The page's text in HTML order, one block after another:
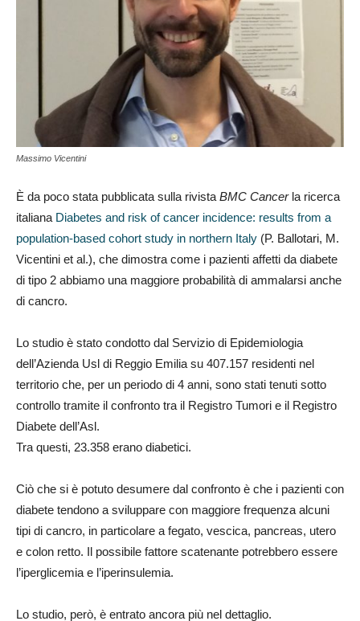
Massimo Vicentini
È da poco stata pubblicata sulla rivista BMC Cancerla ricerca
italiana Diabetes and risk of cancer incidence: results from a
population-based cohort study in northern Italy (P. Ballotari, M.
Vicentini et al.), che dimostra come i pazienti affetti da diabete
di tipo 2 abbiamo una maggiore probabilità di ammalarsi anche
di cancro.
Lo studio è stato condotto dal Servizio di Epidemiologia
dell’Azienda Usl di Reggio Emilia su 407.157 residenti nel
territorio che, per un periodo di 4 anni, sono stati tenuti sotto
controllo tramite il confronto tra il Registro Tumori e il Registro
Diabete dell’Asl.
Tra questi, 23.358 erano diabetici.
Ciò che si è potuto desumere dal confronto è che i pazienti con
diabete tendono a sviluppare con maggiore frequenza alcuni
tipi di cancro, in particolare a fegato, vescica, pancreas, utero
e colon retto. Il possibile fattore scatenante potrebbero essere
l’iperglicemia e l’iperinsulemia.
Lo studio, però, è entrato ancora più nel dettaglio.